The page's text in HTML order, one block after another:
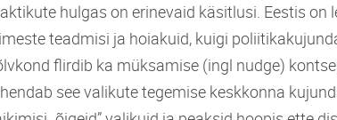
hulgas on erinevaid käsitlusi. Eestis
teadmisi ja hoiakuid, kuigi
flirdib ka müksamise (ingl nudge)
see valikute tegemise keskkonna